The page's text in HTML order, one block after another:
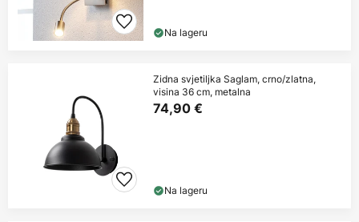
Na lageru
Zidna svjetiljka Saglam, crno/zlatna,
visina 36 cm, metalna
74,90 €
Na lageru